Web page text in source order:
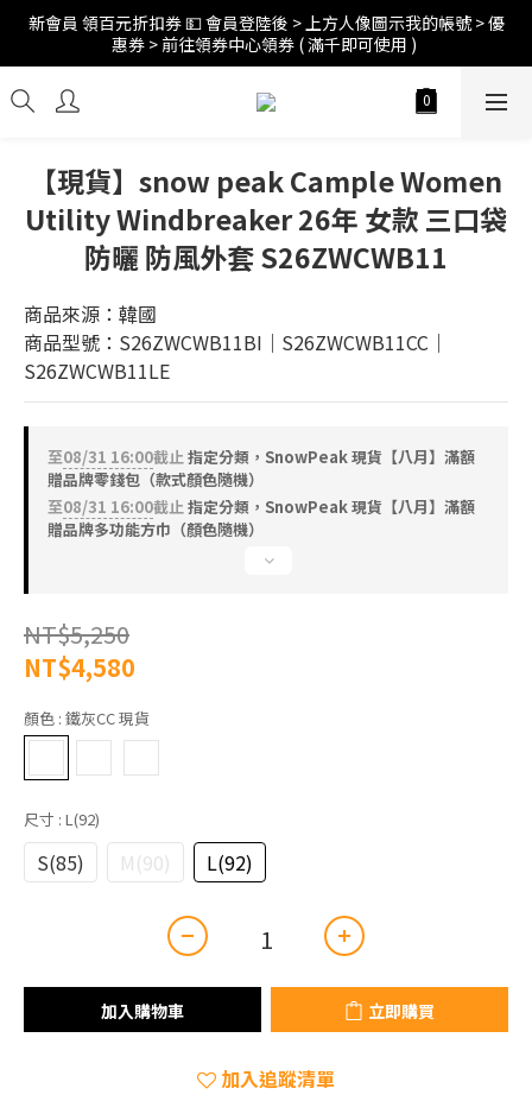
訂單折扣後滿$2500超商免運;$4000宅配免運 🚚
惠券 > 前往領券中心領券 ( 滿千即可使用 )
訂單折扣後滿$2500超商免運;$4000宅配免運 🚚
【現貨】snow peak Cample Women
Utility Windbreaker 26年 女款 三口袋
防曬 防風外套 S26ZWCWB11
商品來源：韓國
商品型號：S26ZWCWB11BI｜S26ZWCWB11CC｜
S26ZWCWB11LE
至08/31 16:00截止指定分類，SnowPeak 現貨【八月】滿額
贈品牌零錢包（款式顏色隨機）
至08/31 16:00截止指定分類，SnowPeak 現貨【八月】滿額
贈品牌多功能方巾（顏色隨機）
NT$5,250
NT$4,580
顏色 : 鐵灰CC 現貨
尺寸 : L(92)
S(85) M(90) L(92)
加入購物車 立即購買
加入追蹤清單